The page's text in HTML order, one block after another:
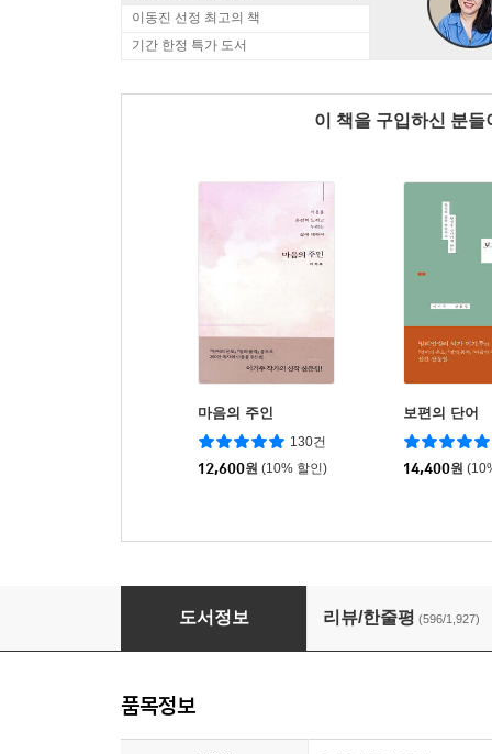
이동진 선정 최고의 책
기간 한정 특가 도서
이 책을 구입하신 분
마음의 주인
130건
12,600원 (10% 할인)
보편의 단어
14,400원
언어의 온도
도서정보 리뷰/한줄평 (596/1,927)
품목정보